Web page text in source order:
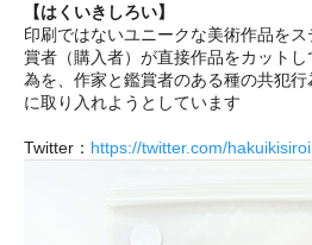
【はくいきしろい】
印刷ではないユニークな美術作品を
賞者（購入者）が直接作品をカット
為を、作家と鑑賞者のある種の共犯
に取り入れようとしています
Twitter： https://twitter.com/hakuikisiroi